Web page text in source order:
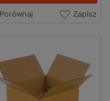
Porównaj Zapisz